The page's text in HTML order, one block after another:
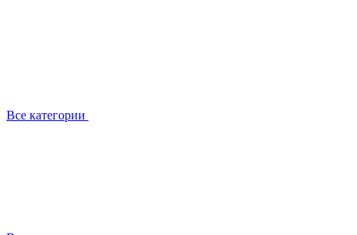
Все категории